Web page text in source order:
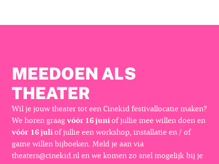
MEEDOEN ALS
THEATER
Wil je jouw theater tot een Cinekid festivallocatie maken?
We horen graagvóór 16 juniof jullie mee willen doen en
vóór 16 juliof jullie een workshop, installatie en / of
game willen bijboeken. Meld je aan via
theaters@cinekid.nl en we komen zo snel mogelijk bij je